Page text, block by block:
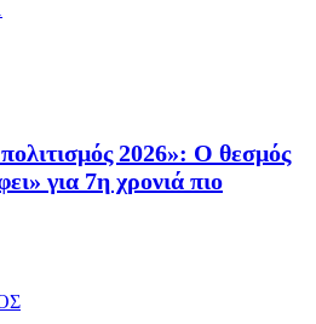
2026»: Ο θεσμός
για 7η χρονιά πιο